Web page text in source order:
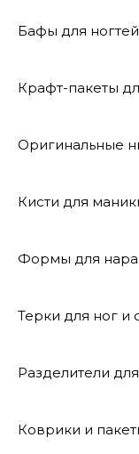
Бафы для ногтей
Крафт-пакеты
Оригинальные
Кисти для
Формы для
Терки для ног
Разделители
Коврики и